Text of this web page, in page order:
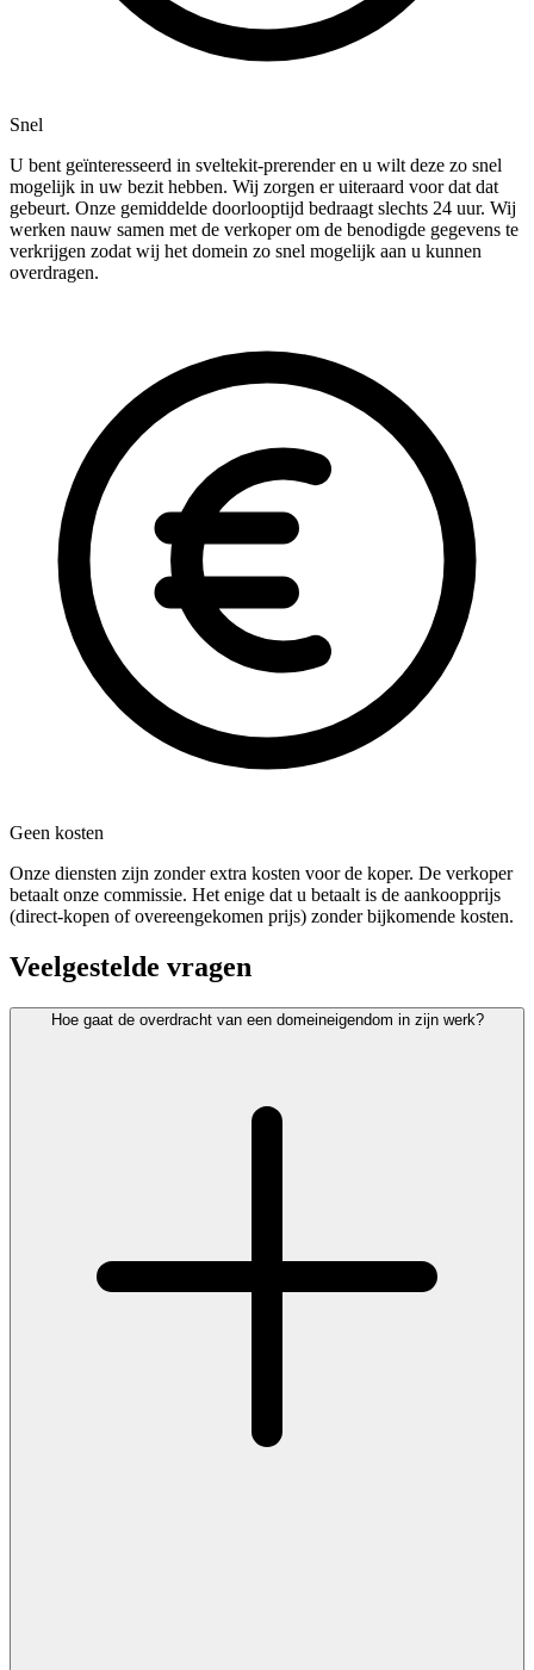
Snel
U bent geïnteresseerd in sveltekit-prerender en u wilt deze zo snel
mogelijk in uw bezit hebben. Wij zorgen er uiteraard voor dat dat
gebeurt. Onze gemiddelde doorlooptijd bedraagt slechts 24 uur. Wij
werken nauw samen met de verkoper om de benodigde gegevens te
verkrijgen zodat wij het domein zo snel mogelijk aan u kunnen
overdragen.
Geen kosten
Onze diensten zijn zonder extra kosten voor de koper. De verkoper
betaalt onze commissie. Het enige dat u betaalt is de aankoopprijs
(direct-kopen of overeengekomen prijs) zonder bijkomende kosten.
Veelgestelde vragen
Hoe gaat de overdracht van een domeineigendom in zijn werk?